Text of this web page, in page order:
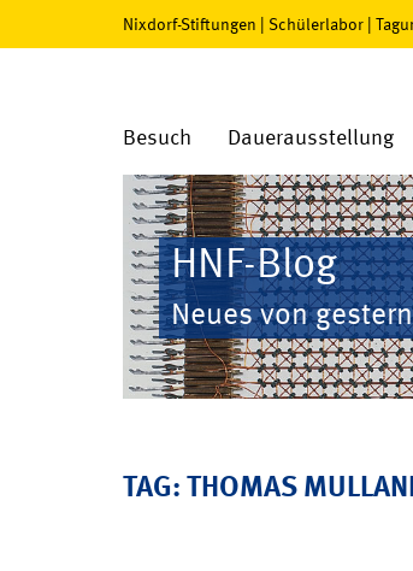
Nixdorf-Stiftungen | Schülerlabor |
Besuch Dauerausstellung
HNF-Blog
Neues von
TAG: THOMAS